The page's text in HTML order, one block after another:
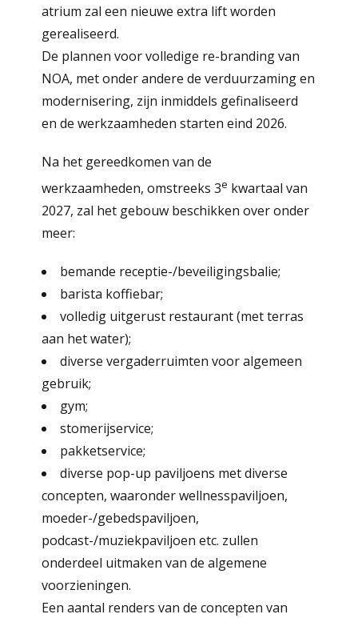
atrium zal een nieuwe extra lift worden
gerealiseerd.
De plannen voor volledige re-branding van
NOA, met onder andere de verduurzaming en
modernisering, zijn inmiddels gefinaliseerd
en de werkzaamheden starten eind 2026.
Na het gereedkomen van de
werkzaamheden, omstreeks 3e kwartaal van
2027, zal het gebouw beschikken over onder
meer:
bemande receptie-/beveiligingsbalie;
barista koffiebar;
volledig uitgerust restaurant (met terras
aan het water);
diverse vergaderruimten voor algemeen
gebruik;
gym;
stomerijservice;
pakketservice;
diverse pop-up paviljoens met diverse
concepten, waaronder wellnesspaviljoen,
moeder-/gebedspaviljoen,
podcast-/muziekpaviljoen etc. zullen
onderdeel uitmaken van de algemene
voorzieningen.
Een aantal renders van de concepten van